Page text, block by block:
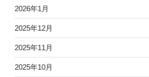
2026年1月
2025年12月
2025年11月
2025年10月